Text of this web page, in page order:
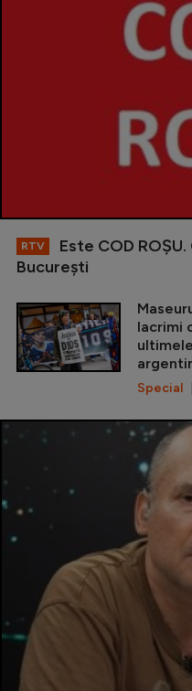
RTV
Este COD
Bucureşti
lacrimi
Special